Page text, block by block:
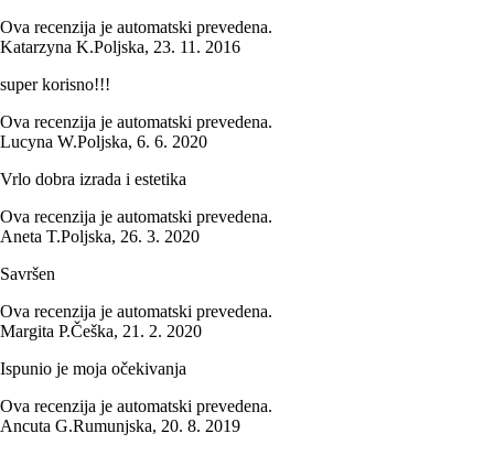
Ova recenzija je automatski prevedena.
Katarzyna K.Poljska, 23. 11. 2016
super korisno!!!
Ova recenzija je automatski prevedena.
Lucyna W.Poljska, 6. 6. 2020
Vrlo dobra izrada i estetika
Ova recenzija je automatski prevedena.
Aneta T.Poljska, 26. 3. 2020
Savršen
Ova recenzija je automatski prevedena.
Margita P.Češka, 21. 2. 2020
Ispunio je moja očekivanja
Ova recenzija je automatski prevedena.
Ancuta G.Rumunjska, 20. 8. 2019